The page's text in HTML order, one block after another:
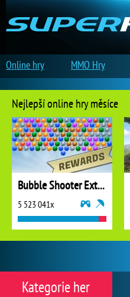
Kategorie her
Nejlepší online hry měsíce
Bubble Shooter Extreme
5 523 041x
Online hry MMO Hry